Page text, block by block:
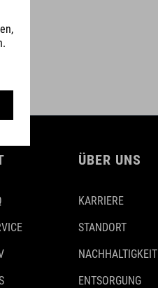
ÜBER UNS
KARRIERE
STANDORT
NACHHALTIGKEIT
ENTSORGUNG